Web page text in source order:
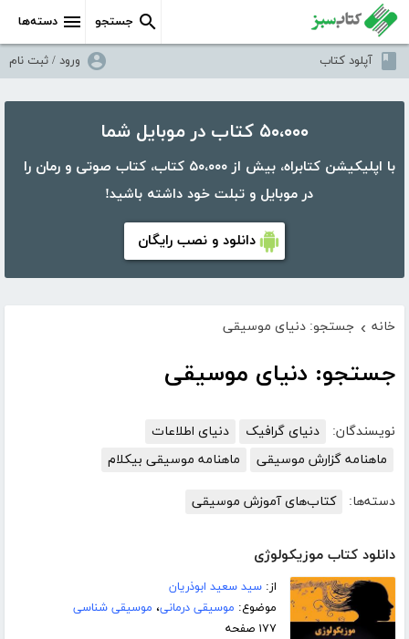
دسته‌ها جستجو
آپلود کتاب ورود / ثبت نام
۵۰،۰۰۰ کتاب در موبایل شما
با اپلیکیشن کتابراه، بیش از ۵۰،۰۰۰ کتاب، کتاب صوتی و رمان را
در موبایل و تبلت خود داشته باشید!
دانلود و نصب رایگان
خانه › جستجو: دنیای موسیقی
جستجو: دنیای موسیقی
نویسندگان: دنیای گرافیک
دنیای اطلاعات
ماهنامه گزارش موسیقی
ماهنامه موسیقی بیکلام
دسته‌ها: کتاب‌های آموزش موسیقی
دانلود کتاب موزیکولوژی
از:سید سعید ابوذریان
موضوع: موسیقی درمانی، موسیقی شناسی
۱۷۷ صفحه